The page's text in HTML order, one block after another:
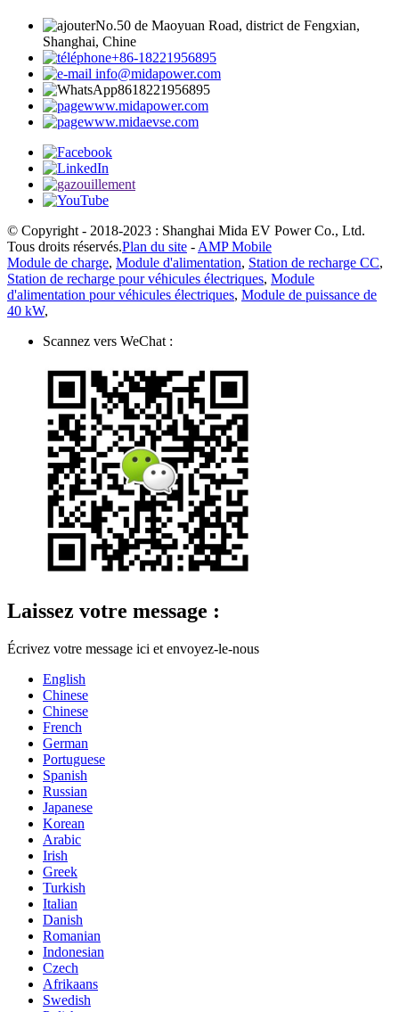
No.50 de Maoyuan Road, district de Fengxian,
Shanghai, Chine
+86-18221956895
info@midapower.com
8618221956895
www.midapower.com
www.midaevse.com
© Copyright - 2018-2023 : Shanghai Mida EV Power Co., Ltd.
Tous droits réservés.Plan du site - AMP Mobile
Module de charge, Module d'alimentation, Station de recharge CC,
Station de recharge pour véhicules électriques, Module
d'alimentation pour véhicules électriques, Module de puissance de
40 kW,
Scannez vers WeChat :
Laissez votre message :
Écrivez votre message ici et envoyez-le-nous
English
Chinese
Chinese
French
German
Portuguese
Spanish
Russian
Japanese
Korean
Arabic
Irish
Greek
Turkish
Italian
Danish
Romanian
Indonesian
Czech
Afrikaans
Swedish